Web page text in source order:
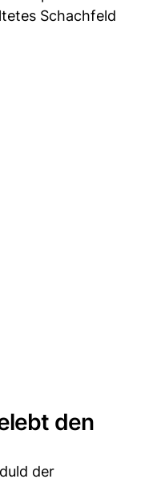
Schachfeld
den
der